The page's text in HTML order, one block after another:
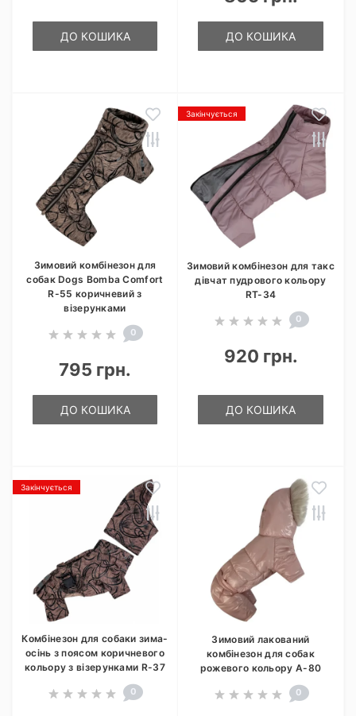
ДО КОШИКА ДО КОШИКА
Зимовий комбінезон для
собак Dogs Bomba Comfort
R-55 коричневий з
візерунками
0
795 грн.
ДО КОШИКА
Закінчується
Зимовий комбінезон для такс
дівчат пудрового кольору
RT-34
0
920 грн.
ДО КОШИКА
Закінчується
Комбінезон для собаки зима-
осінь з поясом коричневого
кольору з візерунками R-37
0
Зимовий лакований
комбінезон для собак
рожевого кольору A-80
0